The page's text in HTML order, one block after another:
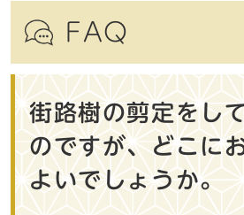
FAQ
街路樹の剪定をし
のですが、どこに
よいでしょうか。